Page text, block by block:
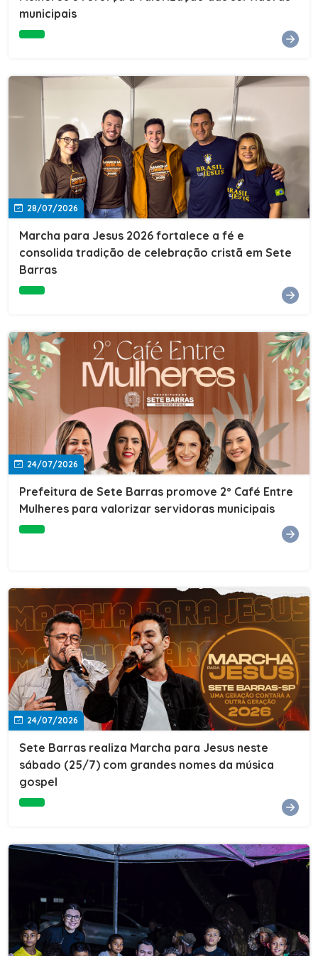
Cultura, Esporte e Lazer, Paulo Thomas, prestigiou os
compromisso da nossa gestão com a inclusão,
oferecendo a jovens e adultos a oportunidade de
concluir seus estudos e construir um futuro melhor.
Cada certificado entregue simboliza esforço,
determinação e a certeza de que investir em educação
é investir no desenvolvimento de Sete Barras."A
Prefeitura de Sete Barras também agradeceu ao SESI,
parceiro fundamental na retomada e ampliação da
Educação de Jovens e Adultos, aos professores, à
equipe da Secretaria Municipal de Educação e a todos
os profissionais que contribuíram para que esse
importante projeto voltasse a transformar a vida de
municipais
28/07/2026
Marcha para Jesus 2026 fortalece a fé e
consolida tradição de celebração cristã em Sete
Barras
24/07/2026
Prefeitura de Sete Barras promove 2º Café Entre
Mulheres para valorizar servidoras municipais
24/07/2026
Sete Barras realiza Marcha para Jesus neste
sábado (25/7) com grandes nomes da música
gospel